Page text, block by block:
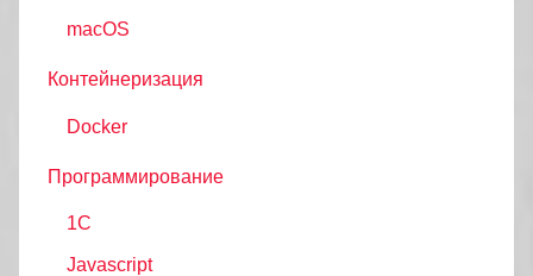
macOS
Контейнеризация
Docker
Программирование
1C
Javascript